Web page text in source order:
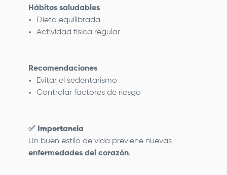
Hábitos saludables
Dieta equilibrada
Actividad física regular
Recomendaciones
Evitar el sedentarismo
Controlar factores de riesgo
✅ Importancia
Un buen estilo de vida previene nuevas
enfermedades del corazón.